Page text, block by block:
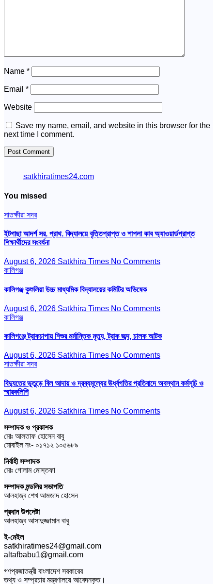
Name *
Email *
Website
Save my name, email, and website in this browser for the
next time I comment.
satkhiratimes24.com
You missed
সাতক্ষীরা সদর
ইটগাছা আদর্শ সর. প্রাথ. বিদ্যালয়ে বৃত্তিপ্রাপ্ত ও শাপলা কাব অ্যাওয়ার্ডপ্রাপ্ত
শিক্ষার্থীদের সংবর্ধনা
August 6, 2026 Satkhira Times No Comments
কালিগঞ্জ
কালিগঞ্জ কুশুলিয়া উচ্চ মাধ্যমিক বিদ্যালয়ের কমিটির অভিষেক
August 6, 2026 Satkhira Times No Comments
কালিগঞ্জ
কালিগঞ্জে ট্রাকচাপায় শিশুর মর্মান্তিক মৃত্যু, ট্রাক জব্দ, চালক আটক
August 6, 2026 Satkhira Times No Comments
সাতক্ষীরা সদর
বিদ্যুতের ভূতুড়ে বিল আদায় ও দ্রব্যমূল্যের ঊর্ধ্বগতির প্রতিবাদে অবস্থান কর্মসূচি ও
স্মারকলিপি
August 6, 2026 Satkhira Times No Comments
সম্পাদক ও প্রকাশক
মোঃ আলতাফ হোসেন বাবু
মোবাইল নং- ০১৭১২ ১০৫৬৮৯
নির্বাহী সম্পাদক
মোঃ গোলাম মোস্তফা
সম্পাদক মন্ডলির সভাপতি
আলহাজ্ব শেখ আমজাদ হোসেন
প্রধান উপদেষ্টা
আলহাজ্ব আসাদুজ্জামান বাবু
ই-মেইল
satkhiratimes24@gmail.com
altafbabu1@gmail.com
গণপ্রজাতন্ত্রী বাংলাদেশ সরকারের
তথ্য ও সম্প্রচার মন্ত্রণালয়ে আবেদনকৃত।